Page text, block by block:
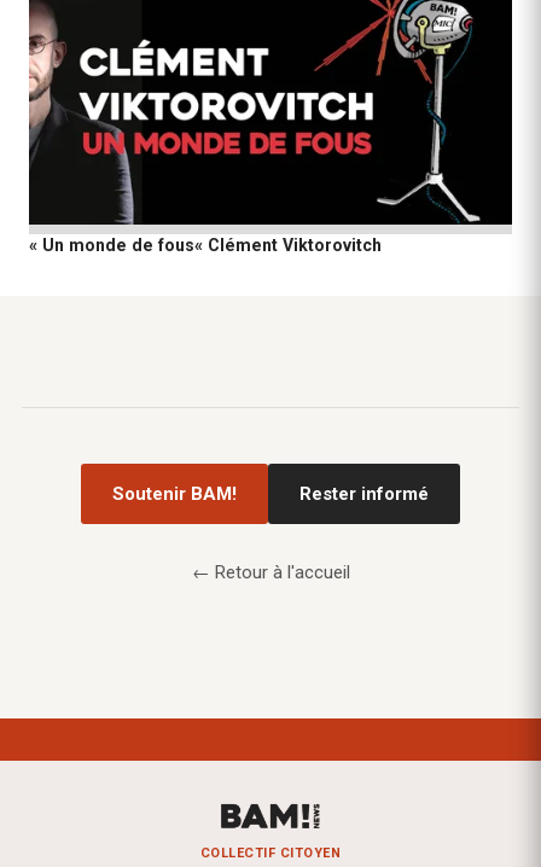
« Un monde de fous« Clément Viktorovitch
Soutenir BAM! Rester informé
← Retour à l'accueil
COLLECTIF CITOYEN